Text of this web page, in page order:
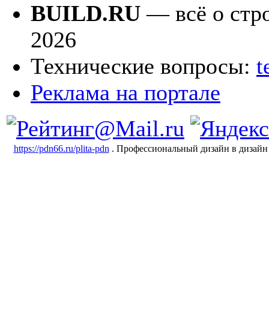
BUILD.RU — всё о
2026
Технические вопросы:
Реклама на портале
https://pdn66.ru/plita-pdn . Профессиональный дизайн в